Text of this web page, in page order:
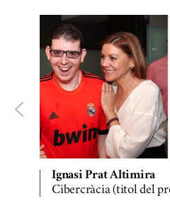
Ignasi Prat Altimira
Cibercràcia (titol del